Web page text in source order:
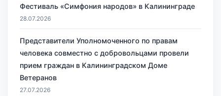
Фестиваль «Симфония народов» в Калининграде
28.07.2026
Представители Уполномоченного по правам
человека совместно с добровольцами провели
прием граждан в Калининградском Доме
Ветеранов
27.07.2026